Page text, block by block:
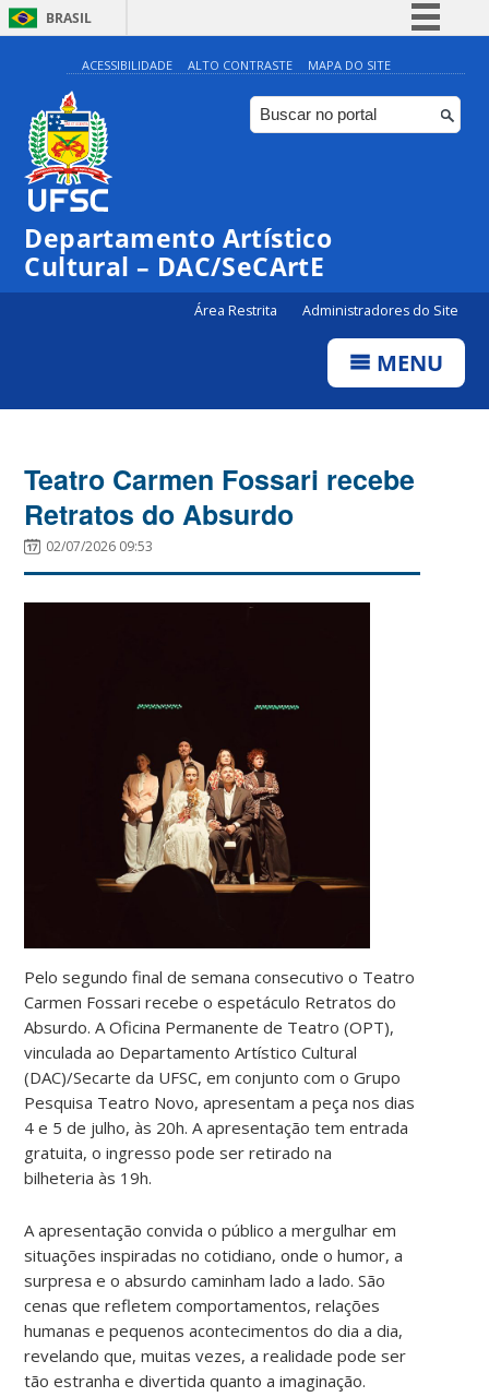
BRASIL
Simplifique!
Comunica BR
Participe
Canais
ACESSIBILIDADE ALTO CONTRASTE MAPA DO SITE
Departamento Artístico
Cultural – DAC/SeCArtE
Área Restrita Administradores do Site
MENU
Teatro Carmen Fossari recebe
Retratos do Absurdo
02/07/2026 09:53
Pelo segundo final de semana consecutivo o Teatro
Carmen Fossari recebe o espetáculo Retratos do
Absurdo. A Oficina Permanente de Teatro (OPT),
vinculada ao Departamento Artístico Cultural
(DAC)/Secarte da UFSC, em conjunto com o Grupo
Pesquisa Teatro Novo, apresentam a peça nos dias
4 e 5 de julho, às 20h. A apresentação tem entrada
gratuita, o ingresso pode ser retirado na
bilheteria às 19h.
A apresentação convida o público a mergulhar em
situações inspiradas no cotidiano, onde o humor, a
surpresa e o absurdo caminham lado a lado. São
cenas que refletem comportamentos, relações
humanas e pequenos acontecimentos do dia a dia,
revelando que, muitas vezes, a realidade pode ser
tão estranha e divertida quanto a imaginação.